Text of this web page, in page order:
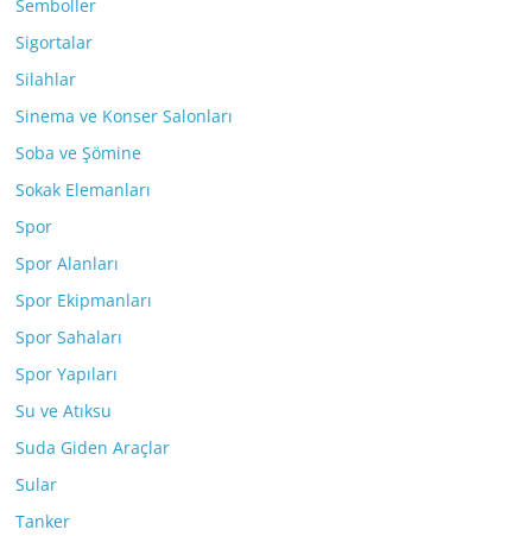
Semboller
Sigortalar
Silahlar
Sinema ve Konser Salonları
Soba ve Şömine
Sokak Elemanları
Spor
Spor Alanları
Spor Ekipmanları
Spor Sahaları
Spor Yapıları
Su ve Atıksu
Suda Giden Araçlar
Sular
Tanker